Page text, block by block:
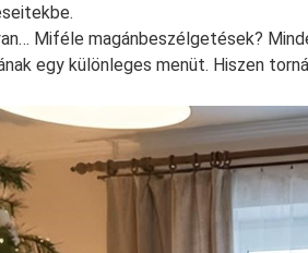
Miféle magánbeszélgetések?
egy különleges menüt. Hiszen